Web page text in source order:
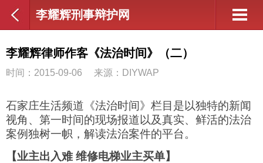
李耀辉刑事辩护网
李耀辉律师作客《法治时间》（二）
时间：2015-09-06 来源：DIYWAP
石家庄生活频道《法治时间》栏目是以独特的新闻
视角、第一时间的现场报道以及真实、鲜活的法治
案例独树一帜，解读法治案件的平台。
【业主出入难 维修电梯业主买单】